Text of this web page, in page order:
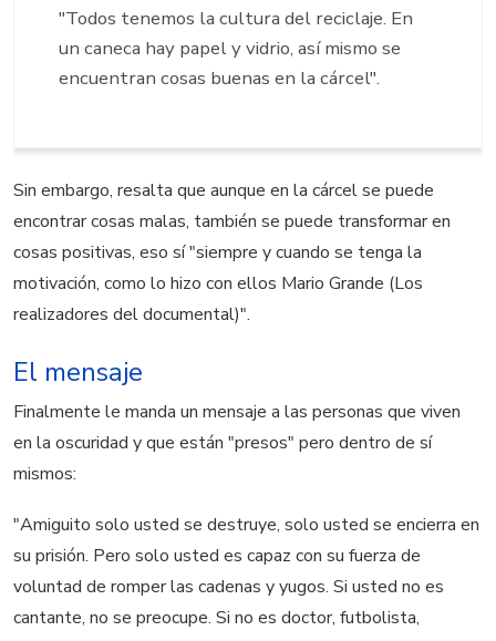
"Todos tenemos la cultura del reciclaje. En
un caneca hay papel y vidrio, así mismo se
encuentran cosas buenas en la cárcel".
Sin embargo, resalta que aunque en la cárcel se puede
encontrar cosas malas, también se puede transformar en
cosas positivas, eso sí "siempre y cuando se tenga la
motivación, como lo hizo con ellos Mario Grande (Los
realizadores del documental)".
El mensaje
Finalmente le manda un mensaje a las personas que viven
en la oscuridad y que están "presos" pero dentro de sí
mismos:
"Amiguito solo usted se destruye, solo usted se encierra en
su prisión. Pero solo usted es capaz con su fuerza de
voluntad de romper las cadenas y yugos. Si usted no es
cantante, no se preocupe. Si no es doctor, futbolista,